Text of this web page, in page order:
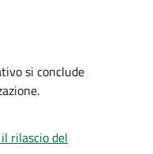
si conclude
rilascio del